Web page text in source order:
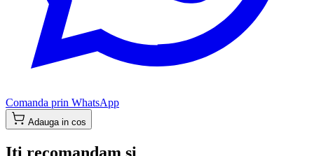
Comanda prin WhatsApp
Adauga in cos
Iti recomandam si